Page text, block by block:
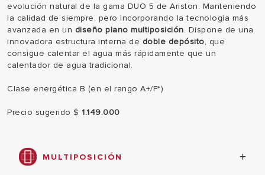
evolución natural de la gama DUO 5 de Ariston. Manteniendo
la calidad de siempre, pero incorporando la tecnología más
avanzada en un diseño plano multiposición. Dispone de una
innovadora estructura interna de doble depósito, que
consigue calentar el agua más rápidamente que un
calentador de agua tradicional.
Clase energética B (en el rango A+/F*)
Precio sugerido $ 1.149.000
MULTIPOSICIÓN